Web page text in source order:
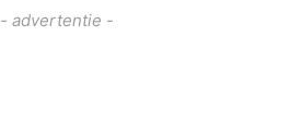
- advertentie -